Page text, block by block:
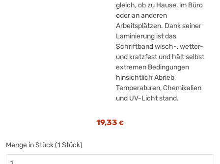
gleich, ob zu Hause, im Büro
oder an anderen
Arbeitsplätzen. Dank seiner
Laminierung ist das
Schriftband wisch-, wetter-
und kratzfest und hält selbst
extremen Bedingungen
hinsichtlich Abrieb,
Temperaturen, Chemikalien
und UV-Licht stand.
19,33 €
Menge in Stück (1 Stück)